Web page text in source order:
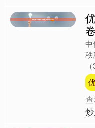
中
秩
轮
秩
查